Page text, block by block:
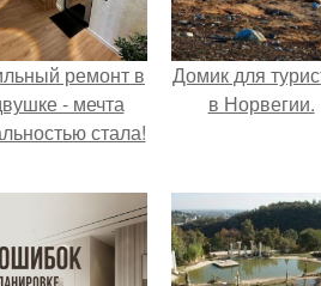
ремонт в
- мечта
стала!
Домик для
в Норвегии.